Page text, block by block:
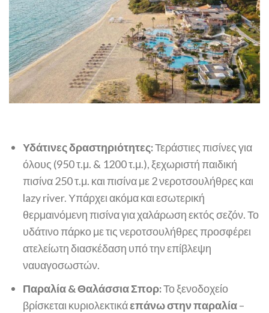
Υδάτινες δραστηριότητες:Τεράστιες πισίνες για
όλους (950 τ.μ. & 1200 τ.μ.), ξεχωριστή παιδική
πισίνα 250 τ.μ. και πισίνα με 2 νεροτσουλήθρες και
lazy river​. Υπάρχει ακόμα και εσωτερική
θερμαινόμενη πισίνα για χαλάρωση εκτός σεζόν​. Το
υδάτινο πάρκο με τις νεροτσουλήθρες προσφέρει
ατελείωτη διασκέδαση υπό την επίβλεψη
ναυαγοσωστών.
Παραλία & Θαλάσσια Σπορ:Το ξενοδοχείο
βρίσκεται κυριολεκτικάεπάνω στην παραλία–